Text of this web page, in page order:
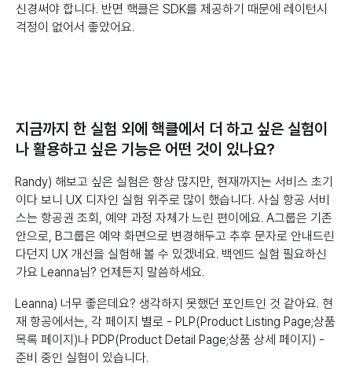
신경써야 합니다. 반면 핵클은 SDK를 제공하기 때문에 레이턴시
걱정이 없어서 좋았어요.
지금까지 한 실험 외에 핵클에서 더 하고 싶은 실험이
나 활용하고 싶은 기능은 어떤 것이 있나요?
Randy) 해보고 싶은 실험은 항상 많지만, 현재까지는 서비스 초기
이다 보니 UX 디자인 실험 위주로 많이 했습니다. 사실 항공 서비
스는 항공권 조회, 예약 과정 자체가 느린 편이에요. A그룹은 기존
안으로, B그룹은 예약 화면으로 변경해두고 추후 문자로 안내드린
다던지 UX 개선을 실험해 볼 수 있겠네요. 백엔드 실험 필요하신
가요 Leanna님? 언제든지 말씀하세요.
Leanna) 너무 좋은데요? 생각하지 못했던 포인트인 것 같아요. 현
재 항공에서는, 각 페이지 별로 - PLP(Product Listing Page;상품
목록 페이지)나 PDP(Product Detail Page;상품 상세 페이지) -
준비 중인 실험이 있습니다.